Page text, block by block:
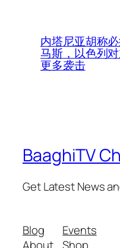
内塔尼亚胡称
马斯，以色列
更多袭击
BaaghiTV
Get Latest News
Blog
Events